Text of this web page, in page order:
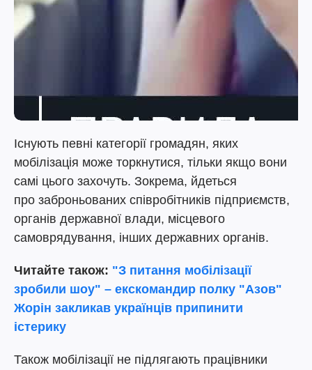
Існують певні категорії громадян, яких
мобілізація може торкнутися, тільки якщо вони
самі цього захочуть. Зокрема, йдеться
про заброньованих співробітників підприємств,
органів державної влади, місцевого
самоврядування, інших державних органів.
Читайте також: "З питання мобілізації
зробили шоу" – екскомандир полку "Азов"
Жорін закликав українців припинити
істерику
Також мобілізації не підлягають працівники